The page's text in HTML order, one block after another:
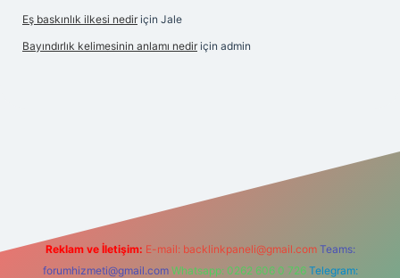
Eş baskınlık ilkesi nedir için Jale
Bayındırlık kelimesinin anlamı nedir için admin
Reklam ve İletişim: E-mail: backlinkpaneli@gmail.com Teams:
forumhizmeti@gmail.com Whatsapp: 0262 606 0 726 Telegram: